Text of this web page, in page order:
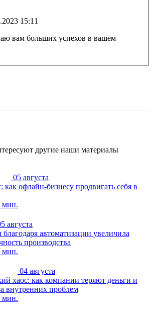
15:11
вам больших успехов в вашем
другие наши материалы
05 августа
как офлайн-бизнесу продвигать себя в
мин.
августа
автоматизации увеличила
производства
мин.
04 августа
хаос: как компании теряют деньги и
внутренних проблем
мин.